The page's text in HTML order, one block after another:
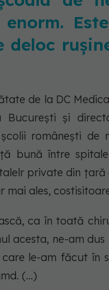
enorm.
deloc
de la DC
București și
românești de
bună între
private din
mai ales,
ca în toată
acesta, ne-am
le-am făcut în
(...)